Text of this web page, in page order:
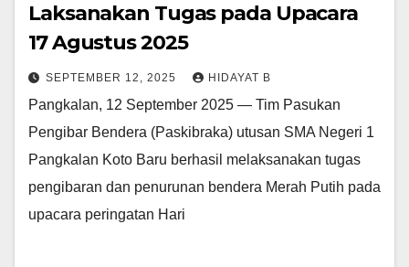
Laksanakan Tugas pada Upacara
17 Agustus 2025
SEPTEMBER 12, 2025 HIDAYAT B
Pangkalan, 12 September 2025 — Tim Pasukan
Pengibar Bendera (Paskibraka) utusan SMA Negeri 1
Pangkalan Koto Baru berhasil melaksanakan tugas
pengibaran dan penurunan bendera Merah Putih pada
upacara peringatan Hari